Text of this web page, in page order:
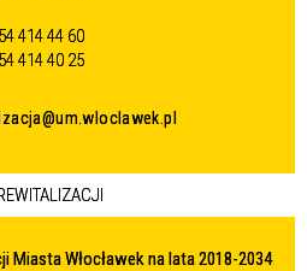
54 414 44 60
54 414 40 25
Miasta Włocławek na lata 2018-2034